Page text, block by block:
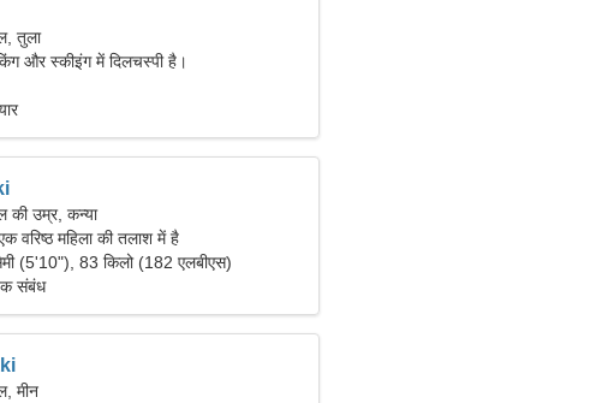
तुला
और स्कीइंग में दिलचस्पी है।
की उम्र, कन्या
वरिष्ठ महिला की तलाश में है
(5'10"), 83 किलो (182 एलबीएस)
संबंध
मीन